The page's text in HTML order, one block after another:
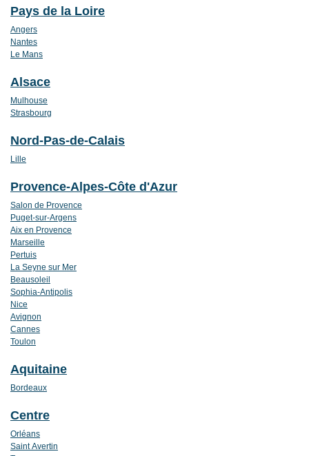
Pays de la Loire
Angers
Nantes
Le Mans
Alsace
Mulhouse
Strasbourg
Nord-Pas-de-Calais
Lille
Provence-Alpes-Côte d'Azur
Salon de Provence
Puget-sur-Argens
Aix en Provence
Marseille
Pertuis
La Seyne sur Mer
Beausoleil
Sophia-Antipolis
Nice
Avignon
Cannes
Toulon
Aquitaine
Bordeaux
Centre
Orléans
Saint Avertin